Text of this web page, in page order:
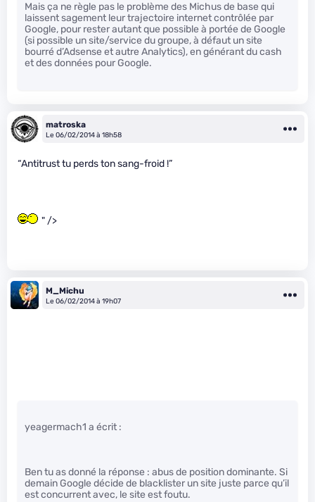
Mais ça ne règle pas le problème des Michus de base qui
laissent sagement leur trajectoire internet contrôlée par
Google, pour rester autant que possible à portée de Google
(si possible un site/service du groupe, à défaut un site
bourré d’Adsense et autre Analytics), en générant du cash
et des données pour Google.
matroska
Le 06/02/2014 à 18h58
“Antitrust tu perds ton sang-froid !”
" />
M_Michu
Le 06/02/2014 à 19h07
yeagermach1 a écrit :
Ben tu as donné la réponse : abus de position dominante. Si
demain Google décide de blacklister un site juste parce qu’il
est concurrent avec, le site est foutu.